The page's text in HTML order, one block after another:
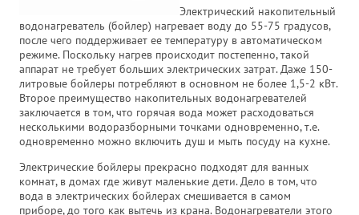
Электрический накопительный
водонагреватель (бойлер) нагревает воду до 55-75 градусов,
после чего поддерживает ее температуру в автоматическом
режиме. Поскольку нагрев происходит постепенно, такой
аппарат не требует больших электрических затрат. Даже 150-
литровые бойлеры потребляют в основном не более 1,5-2 кВт.
Второе преимущество накопительных водонагревателей
заключается в том, что горячая вода может расходоваться
несколькими водоразборными точками одновременно, т.е.
одновременно можно включить душ и мыть посуду на кухне.
Электрические бойлеры прекрасно подходят для ванных
комнат, в домах где живут маленькие дети. Дело в том, что
вода в электрических бойлерах смешивается в самом
приборе, до того как вытечь из крана. Водонагреватели этого